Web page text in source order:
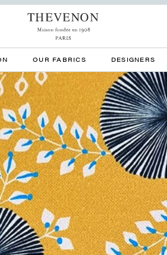
OUR FABRICS DESIGNERS